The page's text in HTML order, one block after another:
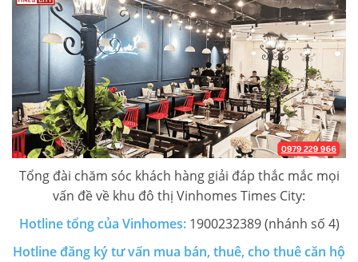
Tổng đài chăm sóc khách hàng giải đáp thắc mắc mọi
vấn đề về khu đô thị Vinhomes Times City:
Hotline tổng của Vinhomes:1900232389 (nhánh số 4)
Hotline đăng ký tư vấn mua bán, thuê, cho thuê căn hộ